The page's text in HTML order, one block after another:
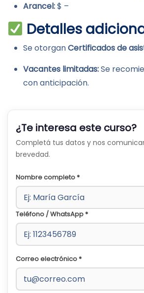
Arancel:$ –
Detalles
Se otorganCertificados de
Vacantes limitadas:Se
con anticipación.
¿Te interesa este curso?
Completá tus datos y nos
brevedad.
Nombre completo *
Teléfono / WhatsApp *
Correo electrónico *